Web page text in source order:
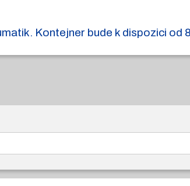
Kontejner bude k dispozici od